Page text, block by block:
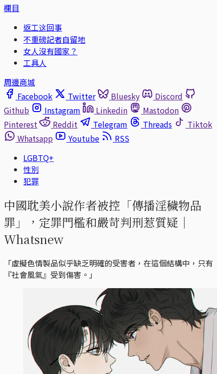
欄目
返工这回事
不重磅記者自留地
女人沒有國家？
工具人
周邊商城
Facebook
Twitter Bluesky
Discord
Github
Instagram Linkedin
Mastodon
Pinterest
Reddit Telegram Threads
Tiktok
Whatsapp
Youtube
RSS
LGBTQ+
性別
犯罪
中國耽美小說作者被控「傳播淫穢物品
罪」，定罪門檻和嚴苛判刑惹質疑｜
Whatsnew
「虛擬色情製品似乎缺乏明確的受害者，在這個結構中，只有
『社會風氣』受到傷害。」